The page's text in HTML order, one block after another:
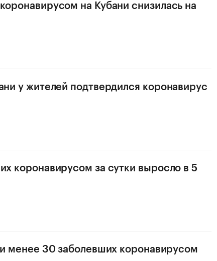
на Кубани снизилась на
у жителей подтвердился коронавирус
коронавирусом за сутки выросло в 5
менее 30 заболевших коронавирусом